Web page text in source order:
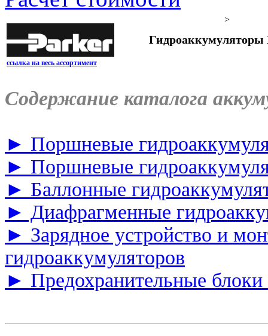
ссылка на весь ассортимент
>
Гидроаккумуляторы
Содержание каталога
► Поршневые
► Поршневые
► Баллонные
► Диафрагменные
► Зарядное устройство и
гидроаккумуляторов
► Предохранительные блоки